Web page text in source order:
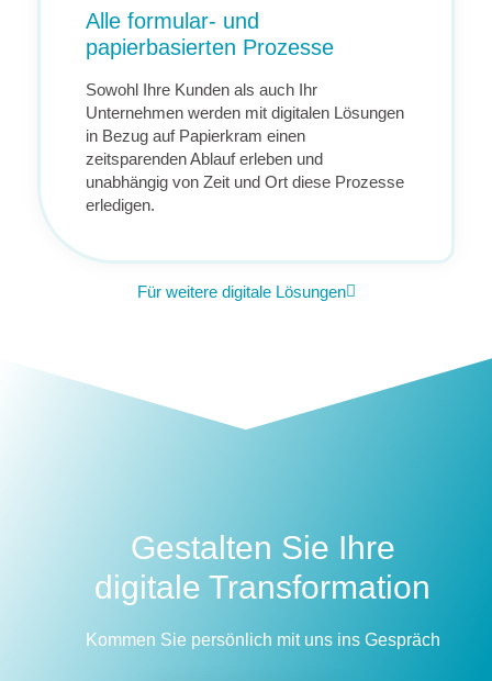
Alle formular- und
papierbasierten Prozesse
Sowohl Ihre Kunden als auch Ihr
Unternehmen werden mit digitalen Lösungen
in Bezug auf Papierkram einen
zeitsparenden Ablauf erleben und
unabhängig von Zeit und Ort diese Prozesse
erledigen.
Für weitere digitale Lösungen
Gestalten Sie Ihre
digitale Transformation
Kommen Sie persönlich mit uns ins Gespräch